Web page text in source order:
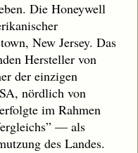
Die Honeywell
New Jersey. Das
Hersteller von
der einzigen
nördlich von
im Rahmen
— als
des Landes.